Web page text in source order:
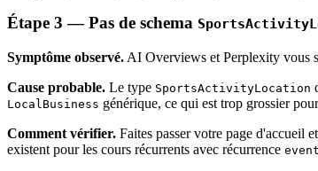
Étape 3 — Pas de schema
Symptôme observé. AI Overviews et Perplexity vous
Cause probable. Le type SportsActivityLocation
LocalBusiness générique, ce qui est trop grossier
Comment vérifier. Faites passer votre page d'accueil
existent pour les cours récurrents avec récurrence